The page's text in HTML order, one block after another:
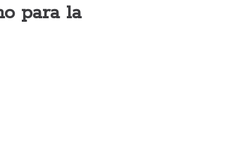
para la